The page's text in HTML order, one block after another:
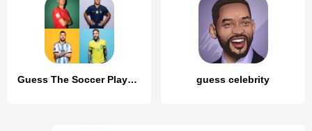
Guess The Soccer Player Quiz guess celebrity